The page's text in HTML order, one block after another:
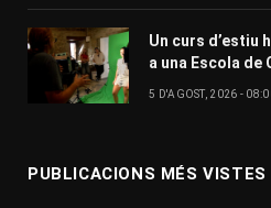
Un curs d’estiu
a una Escola de
5 D'AGOST, 2026 -
PUBLICACIONS MÉS VISTES